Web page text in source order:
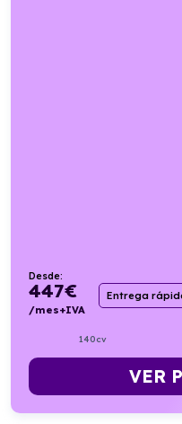
Desde:
447€
/mes+IVA
Entrega
140cv
VER